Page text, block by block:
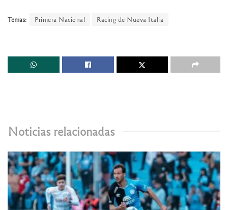
Temas: Primera Nacional Racing de Nueva Italia
Noticias relacionadas